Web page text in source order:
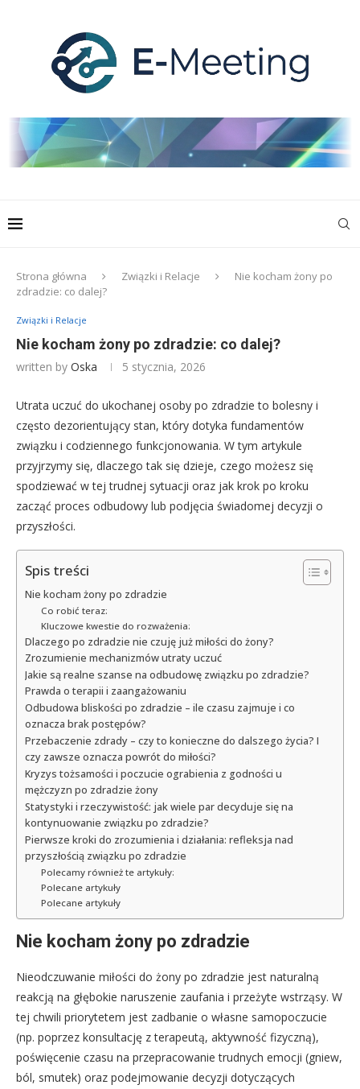
Strona główna Związki i Relacje
Nie kocham żony po
zdradzie: co dalej?
Związki i Relacje
Nie kocham żony po zdradzie: co dalej?
written by Oska 5 stycznia, 2026
Utrata uczuć do ukochanej osoby po zdradzie to bolesny i
często dezorientujący stan, który dotyka fundamentów
związku i codziennego funkcjonowania. W tym artykule
przyjrzymy się, dlaczego tak się dzieje, czego możesz się
spodziewać w tej trudnej sytuacji oraz jak krok po kroku
zacząć proces odbudowy lub podjęcia świadomej decyzji o
przyszłości.
Spis treści
Nie kocham żony po zdradzie
Co robić teraz:
Kluczowe kwestie do rozważenia:
Dlaczego po zdradzie nie czuję już miłości do żony?
Zrozumienie mechanizmów utraty uczuć
Jakie są realne szanse na odbudowę związku po zdradzie?
Prawda o terapii i zaangażowaniu
Odbudowa bliskości po zdradzie – ile czasu zajmuje i co
oznacza brak postępów?
Przebaczenie zdrady – czy to konieczne do dalszego życia? I
czy zawsze oznacza powrót do miłości?
Kryzys tożsamości i poczucie ograbienia z godności u
mężczyzn po zdradzie żony
Statystyki i rzeczywistość: jak wiele par decyduje się na
kontynuowanie związku po zdradzie?
Pierwsze kroki do zrozumienia i działania: refleksja nad
przyszłością związku po zdradzie
Polecamy również te artykuły:
Polecane artykuły
Polecane artykuły
Nie kocham żony po zdradzie
Nieodczuwanie miłości do żony po zdradzie jest naturalną
reakcją na głębokie naruszenie zaufania i przeżyte wstrząsy. W
tej chwili priorytetem jest zadbanie o własne samopoczucie
(np. poprzez konsultację z terapeutą, aktywność fizyczną),
poświęcenie czasu na przepracowanie trudnych emocji (gniew,
ból, smutek) oraz podejmowanie decyzji dotyczących